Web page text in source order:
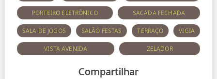
PORTEIRO ELETRÔNICO SACADA FECHADA
SALA DE JOGOS SALÃO FESTAS TERRAÇO VIGIA
VISTA AVENIDA ZELADOR
Compartilhar